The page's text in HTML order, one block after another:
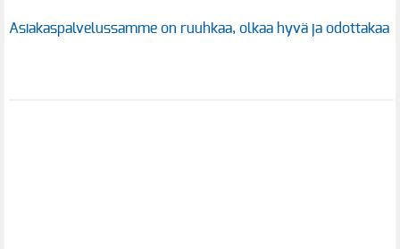
Asiakaspalvelussamme on ruuhkaa, olkaa hyvä ja odottakaa